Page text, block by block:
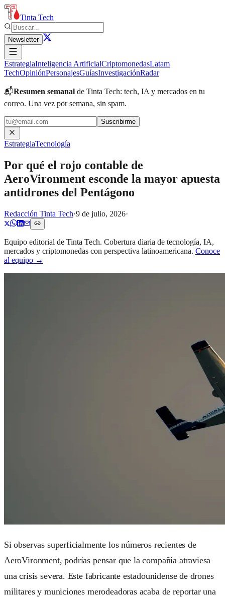
Tinta Tech
Newsletter
EstrategiaInteligencia ArtificialCriptomonedasLatam
TechOpiniónPersonajesGuíasInvestigaciónRadar
📬Resumen semanal de Tinta Tech: tech, IA y mercados en tu
correo. Una vez por semana, sin spam.
Suscribirme
EstrategiaTecnología
Por qué el rojo contable de
AeroVironment esconde la mayor apuesta
antidrones del Pentágono
Redacción Tinta Tech·9 de julio, 2026·
Equipo editorial de Tinta Tech. Cobertura diaria de tecnología, IA,
mercados y criptomonedas con perspectiva latinoamericana. Conoce
al equipo →
Si observas superficialmente los números recientes de
AeroVironment, podrías pensar que la compañía atraviesa
una crisis severa. Este fabricante estadounidense de drones
militares y municiones merodeadoras acaba de reportar una